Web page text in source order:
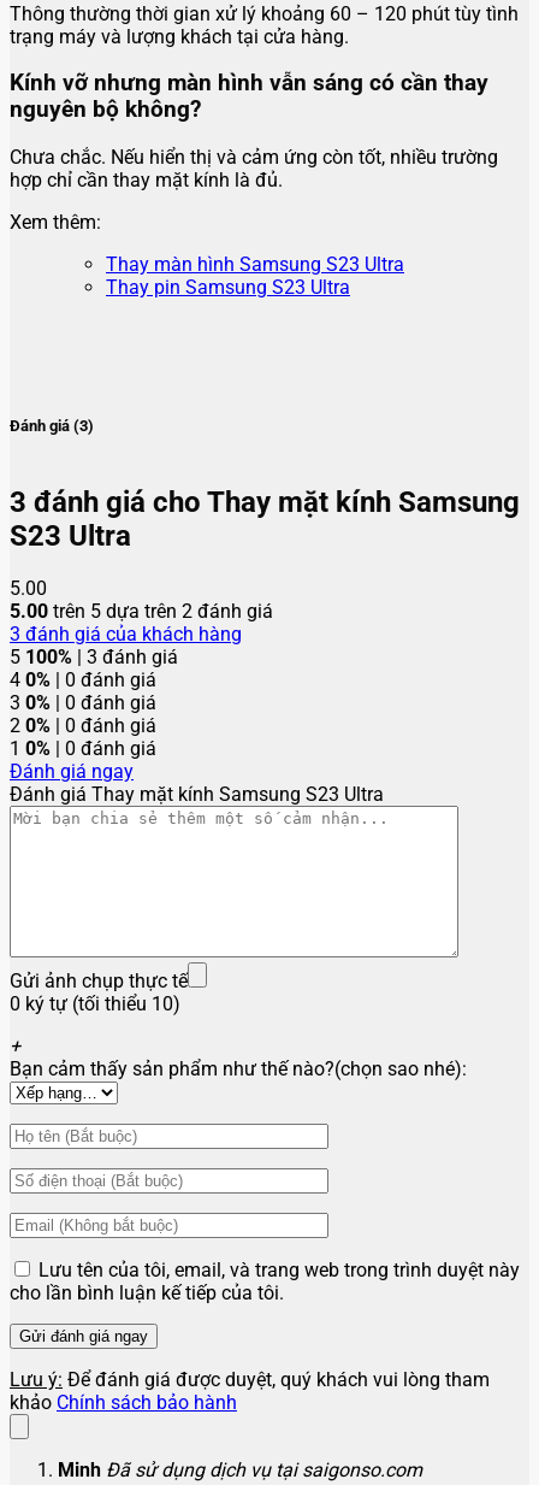
Thông thường thời gian xử lý khoảng 60 – 120 phút tùy tình
trạng máy và lượng khách tại cửa hàng.
Kính vỡ nhưng màn hình vẫn sáng có cần thay
nguyên bộ không?
Chưa chắc. Nếu hiển thị và cảm ứng còn tốt, nhiều trường
hợp chỉ cần thay mặt kính là đủ.
Xem thêm:
Thay màn hình Samsung S23 Ultra
Thay pin Samsung S23 Ultra
Đánh giá (3)
3 đánh giá cho Thay mặt kính Samsung
S23 Ultra
5.00
5.00 trên 5 dựa trên 2 đánh giá
3 đánh giá của khách hàng
5 100% | 3 đánh giá
4 0% | 0 đánh giá
3 0% | 0 đánh giá
2 0% | 0 đánh giá
1 0% | 0 đánh giá
Đánh giá ngay
Đánh giá Thay mặt kính Samsung S23 Ultra
Gửi ảnh chụp thực tế
0 ký tự (tối thiểu 10)
+
Bạn cảm thấy sản phẩm như thế nào?(chọn sao nhé):
Lưu tên của tôi, email, và trang web trong trình duyệt này
cho lần bình luận kế tiếp của tôi.
Lưu ý: Để đánh giá được duyệt, quý khách vui lòng tham
khảo Chính sách bảo hành
Minh Đã sử dụng dịch vụ tại saigonso.com